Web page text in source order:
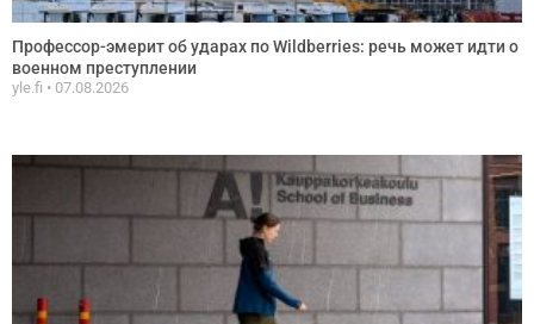
Профессор-эмерит об ударах по Wildberries: речь может идти о
военном преступлении
yle.fi 07.08.2026